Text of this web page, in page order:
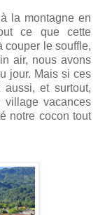
la montagne en
ce que cette
couper le souffle,
air, nous avons
jour. Mais si ces
aussi, et surtout,
vacances
notre cocon tout